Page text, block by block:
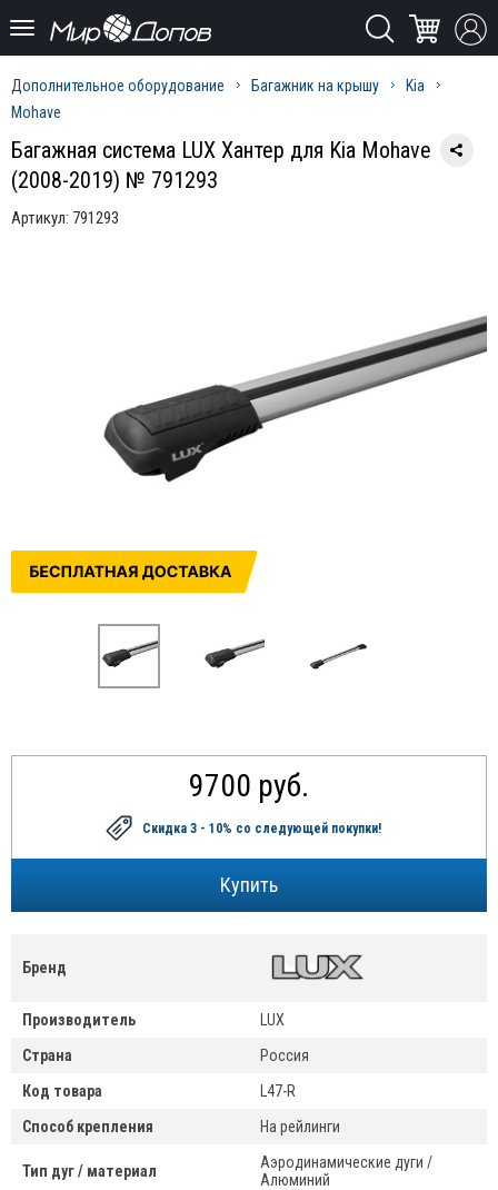
Дополнительное оборудование Багажник на крышу
Kia
Mohave
Багажная система LUX Хантер для Kia Mohave
(2008-2019) № 791293
Артикул: 791293
9700 руб.
Скидка 3 - 10% со следующей покупки!
Бренд
Производитель
LUX
Страна
Россия
Код товара
L47-R
Способ крепления
На рейлинги
Тип дуг / материал
Аэродинамические дуги /
Алюминий